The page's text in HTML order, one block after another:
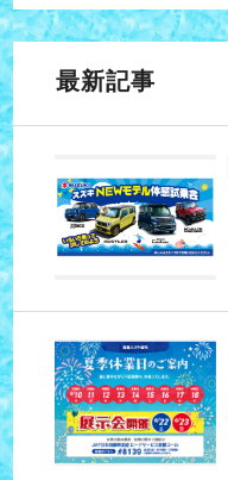
最新記事